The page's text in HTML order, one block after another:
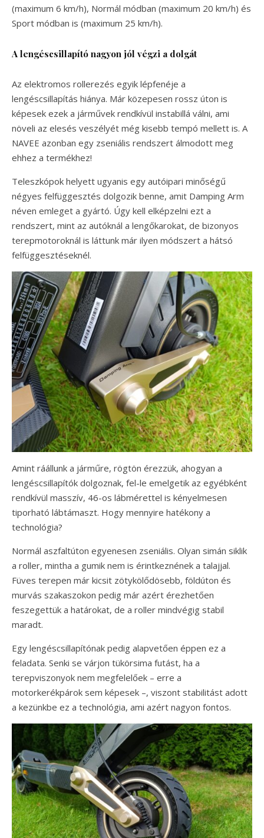
(maximum 6 km/h), Normál módban (maximum 20 km/h) és
Sport módban is (maximum 25 km/h).
A lengéscsillapító nagyon jól végzi a dolgát
Az elektromos rollerezés egyik lépfenéje a
lengéscsillapítás hiánya. Már közepesen rossz úton is
képesek ezek a járművek rendkívül instabillá válni, ami
növeli az elesés veszélyét még kisebb tempó mellett is. A
NAVEE azonban egy zseniális rendszert álmodott meg
ehhez a termékhez!
Teleszkópok helyett ugyanis egy autóipari minőségű
négyes felfüggesztés dolgozik benne, amit Damping Arm
néven emleget a gyártó. Úgy kell elképzelni ezt a
rendszert, mint az autóknál a lengőkarokat, de bizonyos
terepmotoroknál is láttunk már ilyen módszert a hátsó
felfüggesztéseknél.
Amint ráállunk a járműre, rögtön érezzük, ahogyan a
lengéscsillapítók dolgoznak, fel-le emelgetik az egyébként
rendkívül masszív, 46-os lábmérettel is kényelmesen
tiporható lábtámaszt. Hogy mennyire hatékony a
technológia?
Normál aszfaltúton egyenesen zseniális. Olyan simán siklik
a roller, mintha a gumik nem is érintkeznének a talajjal.
Füves terepen már kicsit zötykölődösebb, földúton és
murvás szakaszokon pedig már azért érezhetően
feszegettük a határokat, de a roller mindvégig stabil
maradt.
Egy lengéscsillapítónak pedig alapvetően éppen ez a
feladata. Senki se várjon tükörsima futást, ha a
terepviszonyok nem megfelelőek – erre a
motorkerékpárok sem képesek –, viszont stabilitást adott
a kezünkbe ez a technológia, ami azért nagyon fontos.